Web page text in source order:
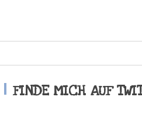
FINDE MICH AUF